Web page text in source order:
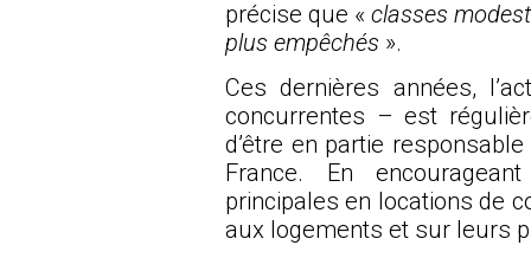
précise que « classes
plus empêchés ».
Ces dernières années,
concurrentes – est
d’être en partie
France. En
principales en locations de
aux logements et sur leurs